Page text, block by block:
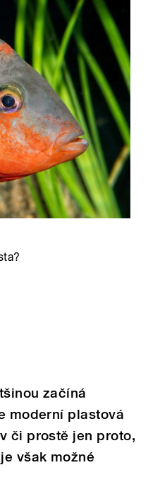
začíná
moderní plastová
či prostě jen proto,
však možné